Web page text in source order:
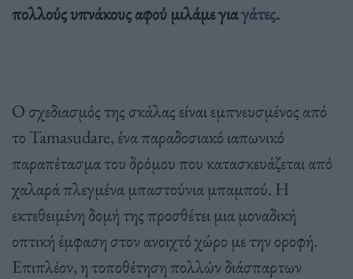
πολλούς υπνάκους αφού μιλάμε γιαγάτες.
Ο σχεδιασμός της σκάλας είναι εμπνευσμένος από
το Tamasudare, ένα παραδοσιακό ιαπωνικό
παραπέτασμα του δρόμου που κατασκευάζεται από
χαλαρά πλεγμένα μπαστούνια μπαμπού. Η
εκτεθειμένη δομή της προσθέτει μια μοναδική
οπτική έμφαση στον ανοιχτό χώρο με την οροφή.
Επιπλέον, η τοποθέτηση πολλών διάσπαρτων